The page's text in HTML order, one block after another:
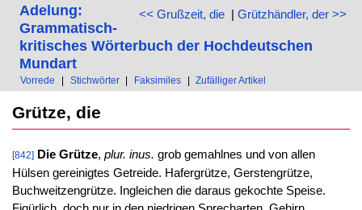
<< Grußzeit, die| Grützhändler, der >>
Adelung:
Grammatisch-
kritisches Wörterbuch der Hochdeutschen
Mundart
Vorrede Stichwörter Faksimiles Zufälliger Artikel
Grütze, die
[842] Die Grütze, plur. inus. grob gemahlnes und von allen
Hülsen gereinigtes Getreide. Hafergrütze, Gerstengrütze,
Buchweitzengrütze. Ingleichen die daraus gekochte Speise.